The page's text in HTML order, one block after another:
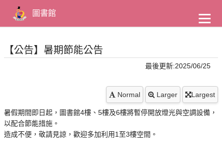
主
要
容
圖書館
【公告】暑期節能公告
最後更新:2025/06/25
Normal Larger Largest
暑假期間即日起，圖書館4樓、5樓及6樓將暫停開放燈光與空調設備，
以配合節能措施。
造成不便，敬請見諒，歡迎多加利用1至3樓空間。